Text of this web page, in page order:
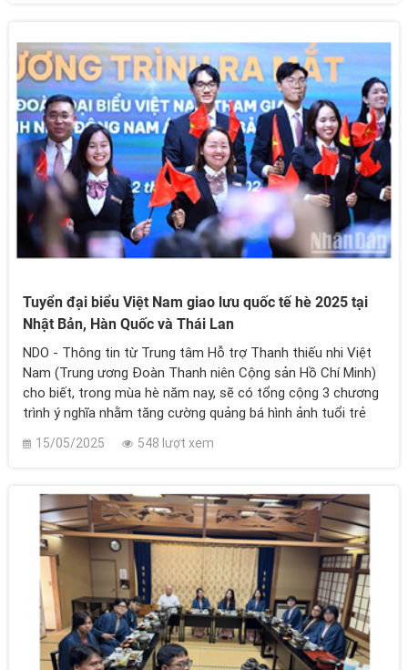
Tuyển đại biểu Việt Nam giao lưu quốc tế hè 2025 tại
Nhật Bản, Hàn Quốc và Thái Lan
NDO - Thông tin từ Trung tâm Hỗ trợ Thanh thiếu nhi Việt
Nam (Trung ương Đoàn Thanh niên Cộng sản Hồ Chí Minh)
cho biết, trong mùa hè năm nay, sẽ có tổng cộng 3 chương
trình ý nghĩa nhằm tăng cường quảng bá hình ảnh tuổi trẻ
thanh niên nước ta rèn luyện kỹ năng ngoại ngữ, kỹ năng
15/05/2025 548 lượt xem